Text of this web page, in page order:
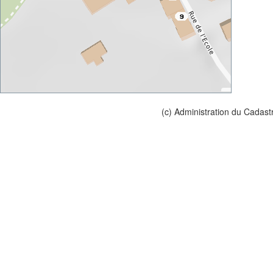
(c) Administration du